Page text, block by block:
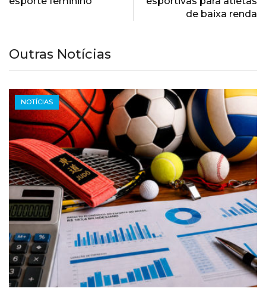
de baixa renda
Outras Notícias
NOTÍCIAS